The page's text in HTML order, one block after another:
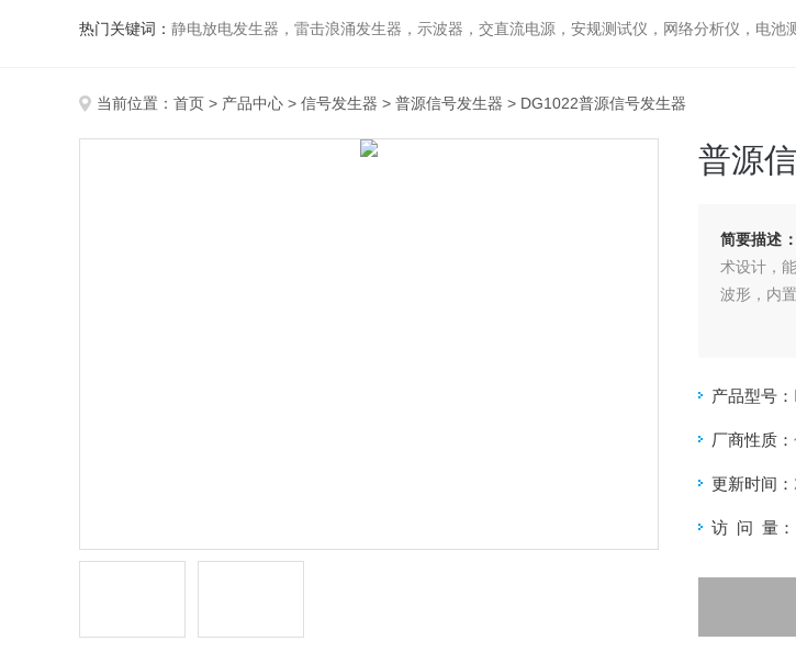
热门关键词： 静电放电发生器，雷击浪涌发生器，示波器，交直流电源，安规测试仪，网络分析仪，电池测试仪，电阻
当前位置： 首页 > 产品中心 > 信号发生器 > 普源信号发生器 > DG1022普源信号发生器
普源
简要描述：
术设计，
波形，内
产品型号：
厂商性质：
更新时间：
访 问 量：